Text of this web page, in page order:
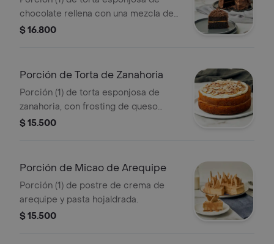
chocolate rellena con una mezcla de
arequipes, cubierta con chocolate
$ 16.800
Porción de Torta de Zanahoria
Porción (1) de torta esponjosa de
zanahoria, con frosting de queso
crema y almendras crocantes, rellena
$ 15.500
Porción de Micao de Arequipe
Porción (1) de postre de crema de
arequipe y pasta hojaldrada.
$ 15.500